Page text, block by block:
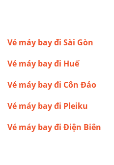
Vé máy bay đi Sài Gòn
Vé máy bay đi Huế
Vé máy bay đi Côn Đảo
Vé máy bay đi Pleiku
Vé máy bay đi Điện Biên